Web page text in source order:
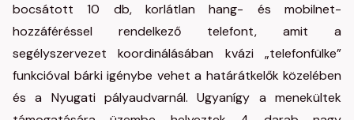
bocsátott 10 db, korlátlan hang- és mobilnet-
hozzáféréssel rendelkező telefont, amit a
segélyszervezet koordinálásában kvázi „telefonfülke”
funkcióval bárki igénybe vehet a határátkelők közelében
és a Nyugati pályaudvarnál. Ugyanígy a menekültek